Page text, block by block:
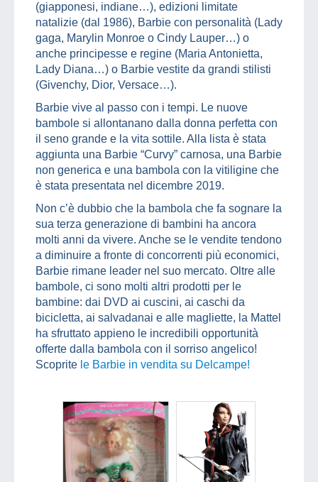
(giapponesi, indiane…), edizioni limitate
natalizie (dal 1986), Barbie con personalità (Lady
gaga, Marylin Monroe o Cindy Lauper…) o
anche principesse e regine (Maria Antonietta,
Lady Diana…) o Barbie vestite da grandi stilisti
(Givenchy, Dior, Versace…).
Barbie vive al passo con i tempi. Le nuove
bambole si allontanano dalla donna perfetta con
il seno grande e la vita sottile. Alla lista è stata
aggiunta una Barbie “Curvy” carnosa, una Barbie
non generica e una bambola con la vitiligine che
è stata presentata nel dicembre 2019.
Non c’è dubbio che la bambola che fa sognare la
sua terza generazione di bambini ha ancora
molti anni da vivere. Anche se le vendite tendono
a diminuire a fronte di concorrenti più economici,
Barbie rimane leader nel suo mercato. Oltre alle
bambole, ci sono molti altri prodotti per le
bambine: dai DVD ai cuscini, ai caschi da
bicicletta, ai salvadanai e alle magliette, la Mattel
ha sfruttato appieno le incredibili opportunità
offerte dalla bambola con il sorriso angelico!
Scoprite le Barbie in vendita su Delcampe!